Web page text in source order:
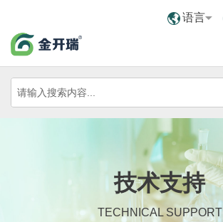
语言
技术支持
TECHNICAL SUPPORT